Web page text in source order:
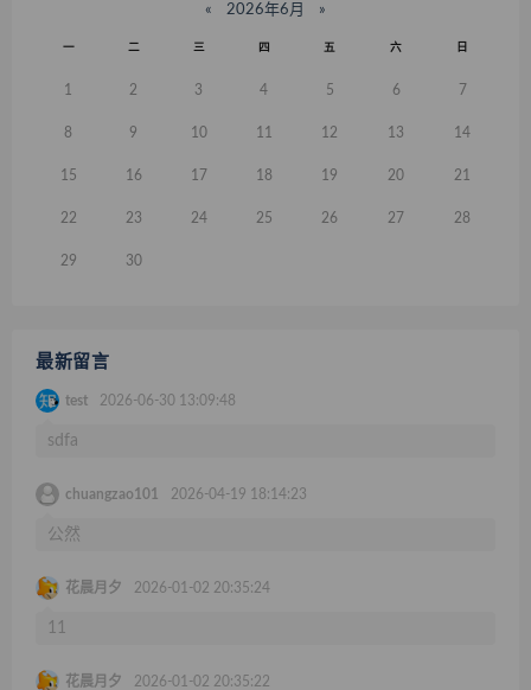
« 2026年6月 »
一 二 三 四 五 六 日
1 2 3 4 5 6 7
8 9 10 11 12 13 14
15 16 17 18 19 20 21
22 23 24 25 26 27 28
29 30
最新留言
test 2026-06-30 13:09:48
sdfa
chuangzao101 2026-04-19 18:14:23
公然
花晨月夕 2026-01-02 20:35:24
11
花晨月夕 2026-01-02 20:35:22